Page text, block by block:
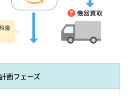
計画フェーズ